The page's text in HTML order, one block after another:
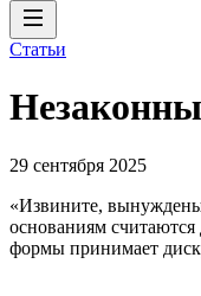
Статьи
29 сентября 2025
«Извините, вынуждены
основаниям считаются
формы принимает